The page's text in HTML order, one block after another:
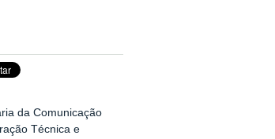
da Comunicação
Técnica e